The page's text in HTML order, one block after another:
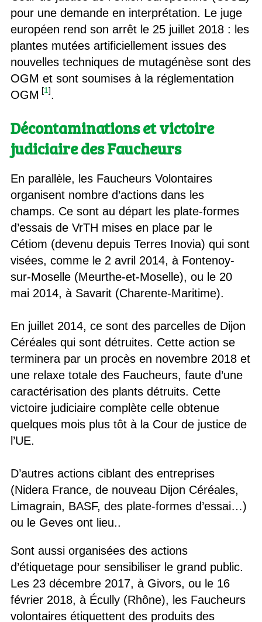
pour une demande en interprétation. Le juge
européen rend son arrêt le 25 juillet 2018 : les
plantes mutées artificiellement issues des
nouvelles techniques de mutagénèse sont des
OGM et sont soumises à la réglementation
OGM [1].
Décontaminations et victoire
judiciaire des Faucheurs
En parallèle, les Faucheurs Volontaires
organisent nombre d’actions dans les
champs. Ce sont au départ les plate-formes
d’essais de VrTH mises en place par le
Cétiom (devenu depuis Terres Inovia) qui sont
visées, comme le 2 avril 2014, à Fontenoy-
sur-Moselle (Meurthe-et-Moselle), ou le 20
mai 2014, à Savarit (Charente-Maritime).
En juillet 2014, ce sont des parcelles de Dijon
Céréales qui sont détruites. Cette action se
terminera par un procès en novembre 2018 et
une relaxe totale des Faucheurs, faute d’une
caractérisation des plants détruits. Cette
victoire judiciaire complète celle obtenue
quelques mois plus tôt à la Cour de justice de
l’UE.
D’autres actions ciblant des entreprises
(Nidera France, de nouveau Dijon Céréales,
Limagrain, BASF, des plate-formes d’essai…)
ou le Geves ont lieu..
Sont aussi organisées des actions
d’étiquetage pour sensibiliser le grand public.
Les 23 décembre 2017, à Givors, ou le 16
février 2018, à Écully (Rhône), les Faucheurs
volontaires étiquettent des produits des